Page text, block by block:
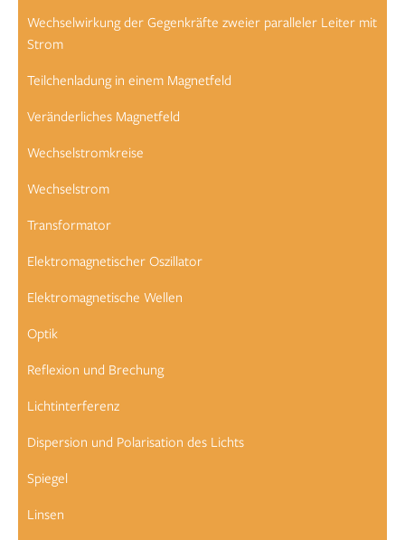
Wechselwirkung der Gegenkräfte zweier paralleler Leiter mit
Strom
Teilchenladung in einem Magnetfeld
Veränderliches Magnetfeld
Wechselstromkreise
Wechselstrom
Transformator
Elektromagnetischer Oszillator
Elektromagnetische Wellen
Optik
Reflexion und Brechung
Lichtinterferenz
Dispersion und Polarisation des Lichts
Spiegel
Linsen